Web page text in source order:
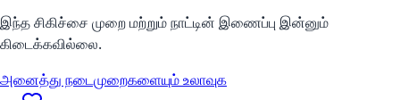
இந்த சிகிச்சை முறை மற்றும் நாட்டின் இணைப்பு இன்னும்
கிடைக்கவில்லை.
அனைத்து நடைமுறைகளையும் உலாவுக